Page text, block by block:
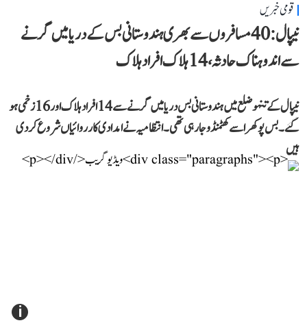
قومی خبریں
نیپال: 40 مسافروں سے بھری ہندوستانی بس کے دریا میں گرنے
سے اندوہناک حادثہ، 14 ہلاک افراد ہلاک
نیپال کے تنہو ضلع میں ہندوستانی بس دریا میں گرنے سے 14 افراد ہلاک اور 16 زخمی ہو
گئے۔ بس پوکھرا سے کھٹمنڈو جا رہی تھی۔ انتظامیہ نے امدادی کارروائیاں شروع کر دی
ہیں
i